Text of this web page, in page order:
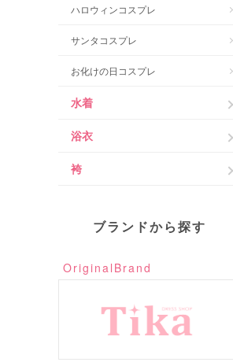
ハロウィンコスプレ
サンタコスプレ
お化けの日コスプレ
水着
浴衣
袴
ブランドから探す
OriginalBrand